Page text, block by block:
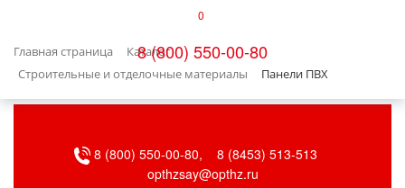
0
8 (800) 550-00-80
Главная страница
Каталог
Строительные и отделочные материалы
Панели ПВХ
БЫТОВАЯ ТЕХНИКА
ВЕНТИЛЯЦИЯ8 (800) 550-00-80,
8 (8453) 513-513
opthzsay@opthz.ru